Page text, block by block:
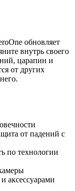
обновляет
внутрь своего
царапин и
от других
от падений с
по технологии
аксессуарами